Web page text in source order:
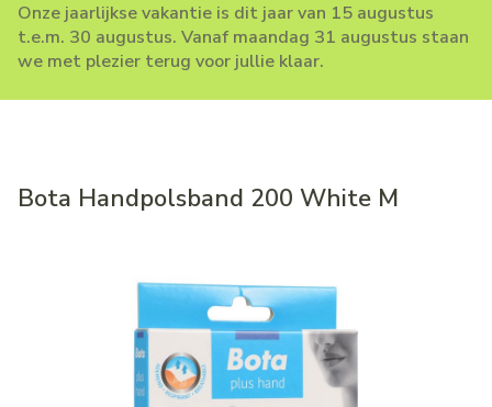
Onze jaarlijkse vakantie is dit jaar van 15 augustus
t.e.m. 30 augustus. Vanaf maandag 31 augustus staan
we met plezier terug voor jullie klaar.
Bota Handpolsband 200 White M